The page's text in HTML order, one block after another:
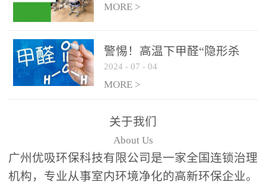
内空气质量管理通知
MORE >
警惕！高温下甲醛“隐形杀
手”来袭，你的家安全吗？
2024 - 07 - 04
MORE >
关于我们
About Us
广州优吸环保科技有限公司是一家全国连锁治理
机构，专业从事室内环境净化的高新环保企业。